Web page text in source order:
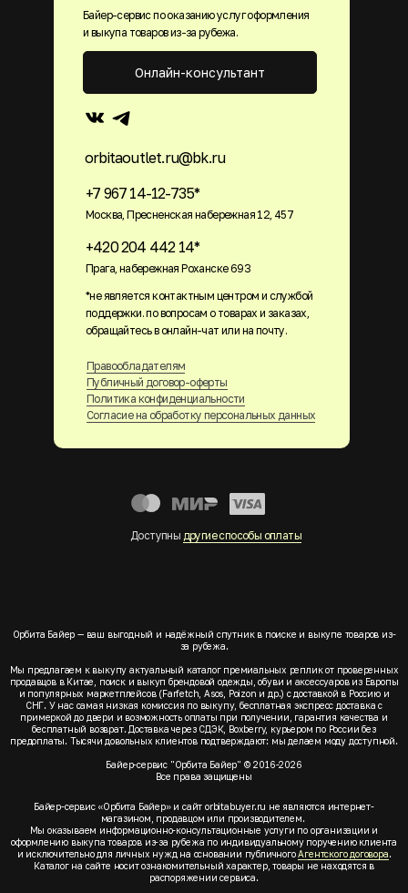
Байер-сервис по оказанию услуг оформления
и выкупа товаров из-за рубежа.
+7 967 14-12-735*
Москва, Пресненская набережная 12, 457
+420 204 442 14*
Прага, набережная Роханске 693
orbitaoutlet.ru@bk.ru
Правообладателям
Публичный договор-оферты
Политика конфиденциальности
Согласие на обработку персональных данных
Онлайн-консультант
Доступны другие способы оплаты
*не является контактным центром и службой
поддержки. по вопросам о товарах и заказах,
обращайтесь в онлайн-чат или на почту.
Орбита Байер — ваш выгодный и надёжный спутник в поиске и выкупе товаров из-
за рубежа.
Мы предлагаем к выкупу актуальный каталог премиальных реплик от проверенных
продавцов в Китае, поиск и выкуп брендовой одежды, обуви и аксессуаров из Европы
и популярных маркетплейсов (Farfetch, Asos, Poizon и др.) с доставкой в Россию и
СНГ. У нас самая низкая комиссия по выкупу, бесплатная экспресс доставка с
примеркой до двери и возможность оплаты при получении, гарантия качества и
бесплатный возврат. Доставка через СДЭК, Boxberry, курьером по России без
предоплаты. Тысячи довольных клиентов подтверждают: мы делаем моду доступной.
Байер-сервис "Орбита Байер" © 2016-2026
Все права защищены
Байер-сервис «Орбита Байер» и сайт orbitabuyer.ru не являются интернет-
магазином, продавцом или производителем.
Мы оказываем информационно-консультационные услуги по организации и
оформлению выкупа товаров из-за рубежа по индивидуальному поручению клиента
и исключительно для личных нужд на основании публичногоАгентского договора.
Каталог на сайте носит ознакомительный характер, товары не находятся в
распоряжении сервиса.